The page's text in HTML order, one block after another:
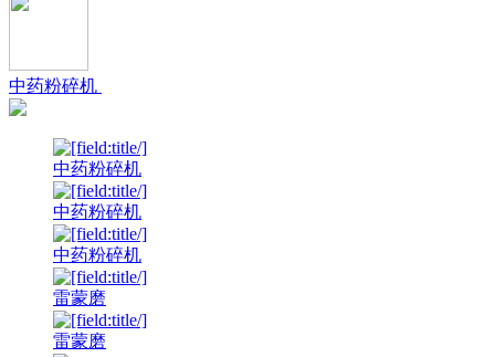
中药粉碎机
中药粉碎机
中药粉碎机
中药粉碎机
雷蒙磨
雷蒙磨